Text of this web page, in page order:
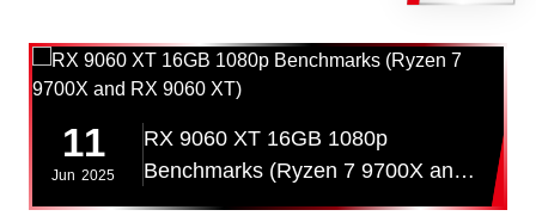
11
Jun 2025
RX 9060 XT 16GB 1080p
Benchmarks (Ryzen 7 9700X and
RX 9060 XT)